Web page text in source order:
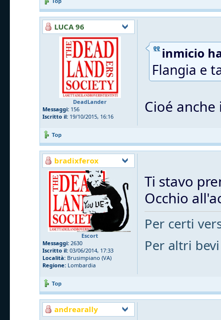
LUCA 96
DeadLander
Messaggi: 156
Iscritto il: 19/10/2015, 16:16
inmicio
Flangia e
Cioé
Top
bradixferox
Escort
Messaggi: 2630
Iscritto il: 03/06/2014, 17:33
Località: Brusimpiano (VA)
Regione: Lombardia
Ti stavo
Occhio
Per certi
Per altri bevi
Top
andrearally